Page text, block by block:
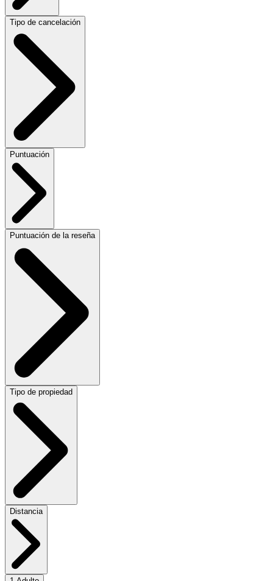
Tipo de cancelación
Puntuación
Puntuación de la reseña
Tipo de propiedad
Distancia